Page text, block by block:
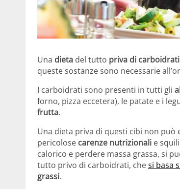
Una dieta del tutto priva di carboidrati
queste sostanze sono necessarie
I carboidrati sono presenti in tutti gli
forno, pizza eccetera), le patate e i
frutta.
Una dieta priva di questi cibi non può
pericolose carenze nutrizionali e
calorico e perdere massa grassa, si
tutto privo di carboidrati, chesi basa
grassi.